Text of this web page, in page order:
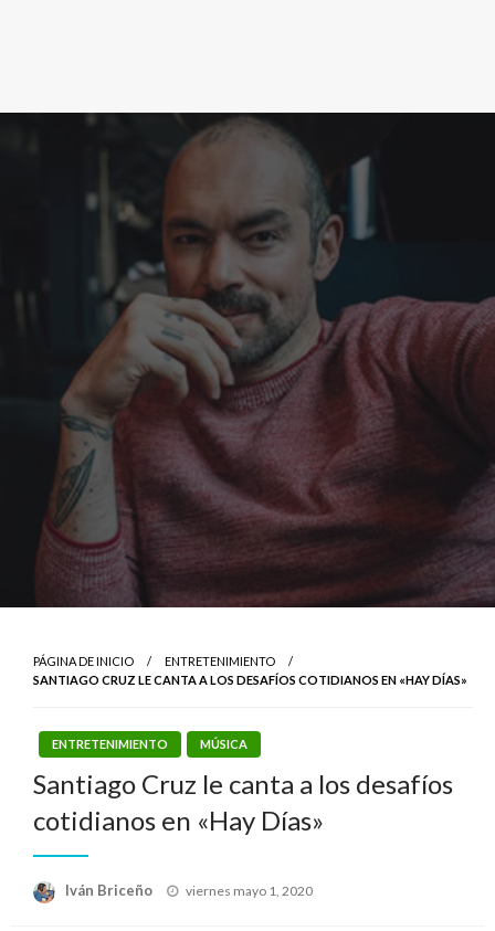
PÁGINA DE INICIO
ENTRETENIMIENTO
SANTIAGO CRUZ LE CANTA A LOS DESAFÍOS COTIDIANOS EN «HAY DÍAS»
ENTRETENIMIENTO MÚSICA
Santiago Cruz le canta a los desafíos
cotidianos en «Hay Días»
Iván Briceño
Publicado
viernes mayo 1, 2020